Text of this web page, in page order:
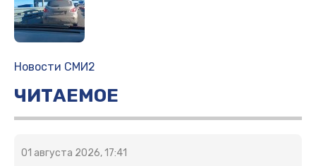
Новости СМИ2
ЧИТАЕМОЕ
01 августа 2026, 17:41